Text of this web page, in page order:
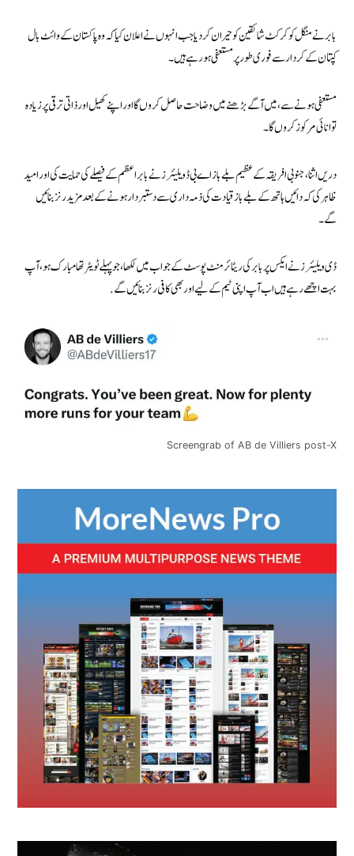
بابر نے منگل کو کرکٹ شائقین کوحیران کر دیا جب انہوں نے اعلان کیا کہ وہ پاکستان کے وائٹ بال
کپتان کے کردار سے فوری طور پر مستعفی ہو رہے ہیں۔
مستعفی ہونے سے، میں آگے بڑھنے میں وضاحت حاصل کروں گا اور اپنے کھیل اور ذاتی ترقی پر زیادہ
توانائی مرکوز کروں گا۔
دریں اثنا، جنوبی افریقہ کے عظیم بلے باز اے بی ڈویلیئرز نے بابر اعظم کے فیصلے کی حمایت کی اور امید
ظاہر کی کہ دائیں ہاتھ کے بلے باز قیادت کی ذمہ داری سے دستبردار ہونے کے بعد مزید رنز بنائیں
گے۔
ڈی ویلیئرز نےایکس پر بابر کی ریٹائرمنٹ پوسٹ کے جواب میں لکھا، جو پہلے ٹویٹر تھا مبارک ہو، آپ
بہت اچھے رہے ہیں اب آپ اپنی ٹیم کے لیے اور بھی کافی رنز بنائیں گے.
Screengrab of AB de Villiers post-X